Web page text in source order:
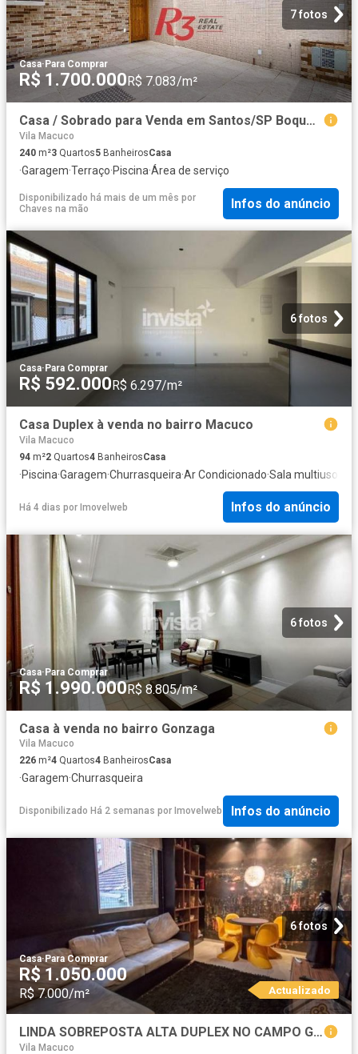
7 fotos
Casa· Para Comprar
R$ 1.700.000 R$ 7.083/m²
Casa / Sobrado para Venda em Santos/SP Boqueirão 3 Quartos
Vila Macuco
240 m²3 Quartos5 BanheirosCasa
·Garagem·Terraço·Piscina·Área de serviço
Disponibilizado há mais de um mês por
Chaves na mão
Infos do anúncio
6 fotos
Casa· Para Comprar
R$ 592.000R$ 6.297/m²
Casa Duplex à venda no bairro Macuco
Vila Macuco
94 m²2 Quartos4 BanheirosCasa
·Piscina·Garagem·Churrasqueira·Ar Condicionado·Sala multiuso
Há 4 dias por Imovelweb Infos do anúncio
6 fotos
Casa·Para Comprar
R$ 1.990.000R$ 8.805/m²
Casa à venda no bairro Gonzaga
Vila Macuco
226 m²4 Quartos4 BanheirosCasa
·Garagem·Churrasqueira
Disponibilizado Há 2 semanas por Imovelweb Infos do anúncio
6 fotos
Casa·Para Comprar
R$ 1.050.000
R$ 7.000/m² Actualizado
LINDA SOBREPOSTA ALTA DUPLEX NO CAMPO GRANDE EM SANTOS !
Vila Macuco